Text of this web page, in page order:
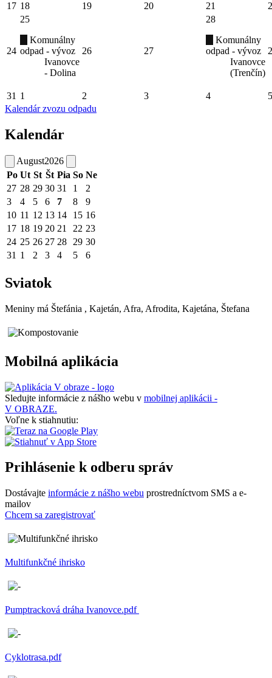
17 18 19 20 21
24
25
Komunálny
odpad - vývoz
Ivanovce
- Dolina
26 27
28
Komunálny
odpad - vývoz
Ivanovce
(Trenčín)
31 1 2 3 4
5
Kalendár zvozu odpadu
Kalendár
August2026
Po Ut St Št Pia So Ne
27 28 29 30 31 1
2
3
4 5 6 7 8
9
10 11 12 13 14 15 16
17 18 19 20 21 22 23
24 25 26 27 28 29 30
31 1 2 3 4 5 6
Sviatok
Meniny má Štefánia , Kajetán, Afra, Afrodita, Kajetána, Štefana
Mobilná aplikácia
Sledujte informácie z nášho webu v mobilnej aplikácii -
V OBRAZE.
Voľne k stiahnutiu:
Prihlásenie k odberu správ
Dostávajte informácie z nášho webu prostredníctvom SMS a e-
mailov
Chcem sa zaregistrovať
Multifunkčné ihrisko
Pumptracková dráha Ivanovce.pdf
Cyklotrasa.pdf